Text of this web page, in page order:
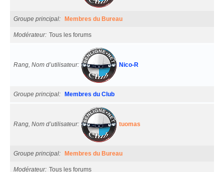
Groupe principal Membres du Bureau
Modérateur Tous les forums
Rang, Nom d’utilisateur Nico-R
Groupe principal Membres du Club
Rang, Nom d’utilisateur tuomas
Groupe principal Membres du Bureau
Modérateur Tous les forums